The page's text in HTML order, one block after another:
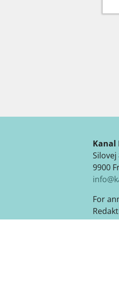
Kanal
Silovej
9900
For